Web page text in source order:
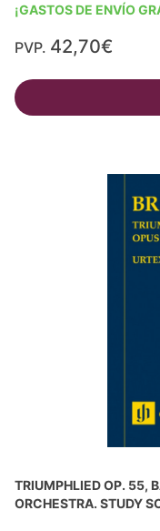
¡GASTOS DE ENVÍO
PVP. 42,70€
TRIUMPHLIED OP. 55,
ORCHESTRA. STUDY